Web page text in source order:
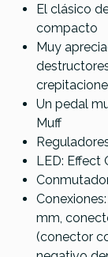
El clásico
compacto
Muy
Un pedal
Muff
LED: Effect
mm,
(conector
2
Overdrive
/
Distortion
109,00 €